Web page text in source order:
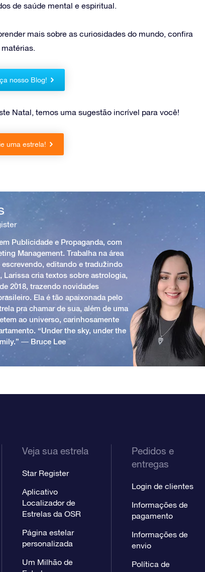
de saúde mental e espiritual.
mais sobre as curiosidades do mundo, confira
nosso Blog!
Natal, temos uma sugestão incrível para você!
uma estrela!
Publicidade e Propaganda, com
Management. Trabalha na área
editando e traduzindo
Larissa cria textos sobre astrologia,
2018, trazendo novidades
Ela é tão apaixonada pelo
pra chamar de sua, além de uma
ao universo, carinhosamente
“Under the sky, under the
― Bruce Lee
Veja sua estrela
Star Register
Aplicativo
Localizador de
Estrelas da OSR
Página estelar
personalizada
Um Milhão de
Pedidos e
entregas
Login de clientes
Informações de
pagamento
Informações de
envio
Política de